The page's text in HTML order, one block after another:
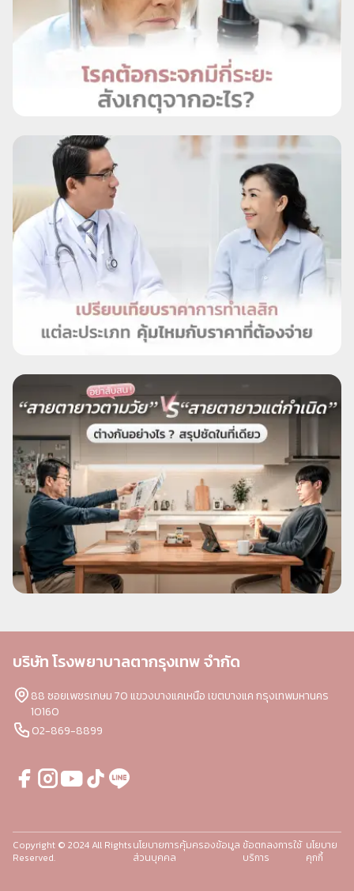
บริษัท โรงพยาบาลตากรุงเทพ จำกัด
88 ซอยเพชรเกษม 70 แขวงบางแคเหนือ เขตบางแค กรุงเทพมหานคร
10160
02-869-8899
Copyright © 2024 All Rights
Reserved.
นโยบายการคุ้มครองข้อมูล
ส่วนบุคคล
ข้อตกลงการใช้
บริการ
นโยบาย
คุกกี้